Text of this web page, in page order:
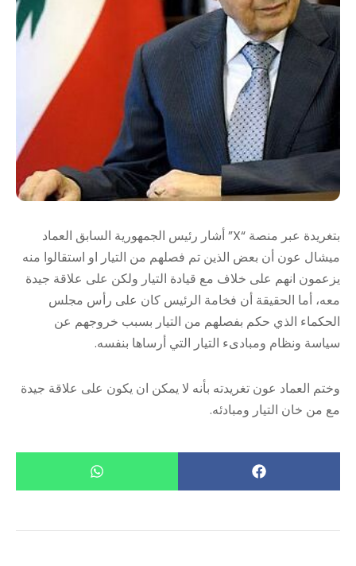
بتغريدة عبر منصة “X” أشار رئيس الجمهورية السابق العماد
ميشال عون أن بعض الذين تم فصلهم من التيار او استقالوا منه
يزعمون انهم على خلاف مع قيادة التيار ولكن على علاقة جيدة
معه، أما الحقيقة أن فخامة الرئيس كان على رأس مجلس
الحكماء الذي حكم بفصلهم من التيار بسبب خروجهم عن
سياسة ونظام ومبادىء التيار التي أرساها بنفسه.
وختم العماد عون تغريدته بأنه لا يمكن ان يكون على علاقة جيدة
مع من خان التيار ومبادئه.